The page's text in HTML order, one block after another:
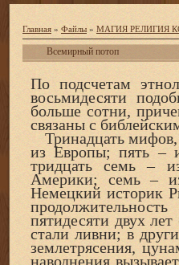
Главная » Файлы » МАГИЯ РЕЛИГИЯ
Всемирный потоп
По подсчетам
восьмидесяти
больше сотни,
связаны с
Тринадцать
из Европы; пять –
тридцать семь –
Америки; семь –
Немецкий историк
пятидесяти двух
стали ливни; в
землетрясения,
наводнения